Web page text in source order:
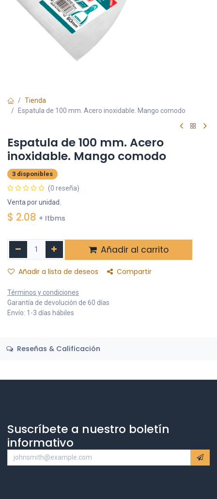
Tienda
Espatula de 100 mm. Acero inoxidable. Mango comodo
Espatula de 100 mm. Acero
inoxidable. Mango comodo
3 disponibles
(0 reseña)
Venta por unidad.
$ 2.08 + Itbms
Añadir al carrito
Añadir a lista de deseos Compartir
Términos y condiciones
Garantía de devolución de 60 días
Envío: 1-3 días hábiles
Reseñas & Calificación
Suscríbete a nuestro boletín
informativo